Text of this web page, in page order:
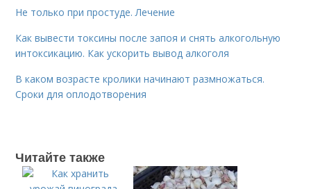
Не только при простуде. Лечение
Как вывести токсины после запоя и снять алкогольную
интоксикацию. Как ускорить вывод алкоголя
В каком возрасте кролики начинают размножаться.
Сроки для оплодотворения
Читайте также